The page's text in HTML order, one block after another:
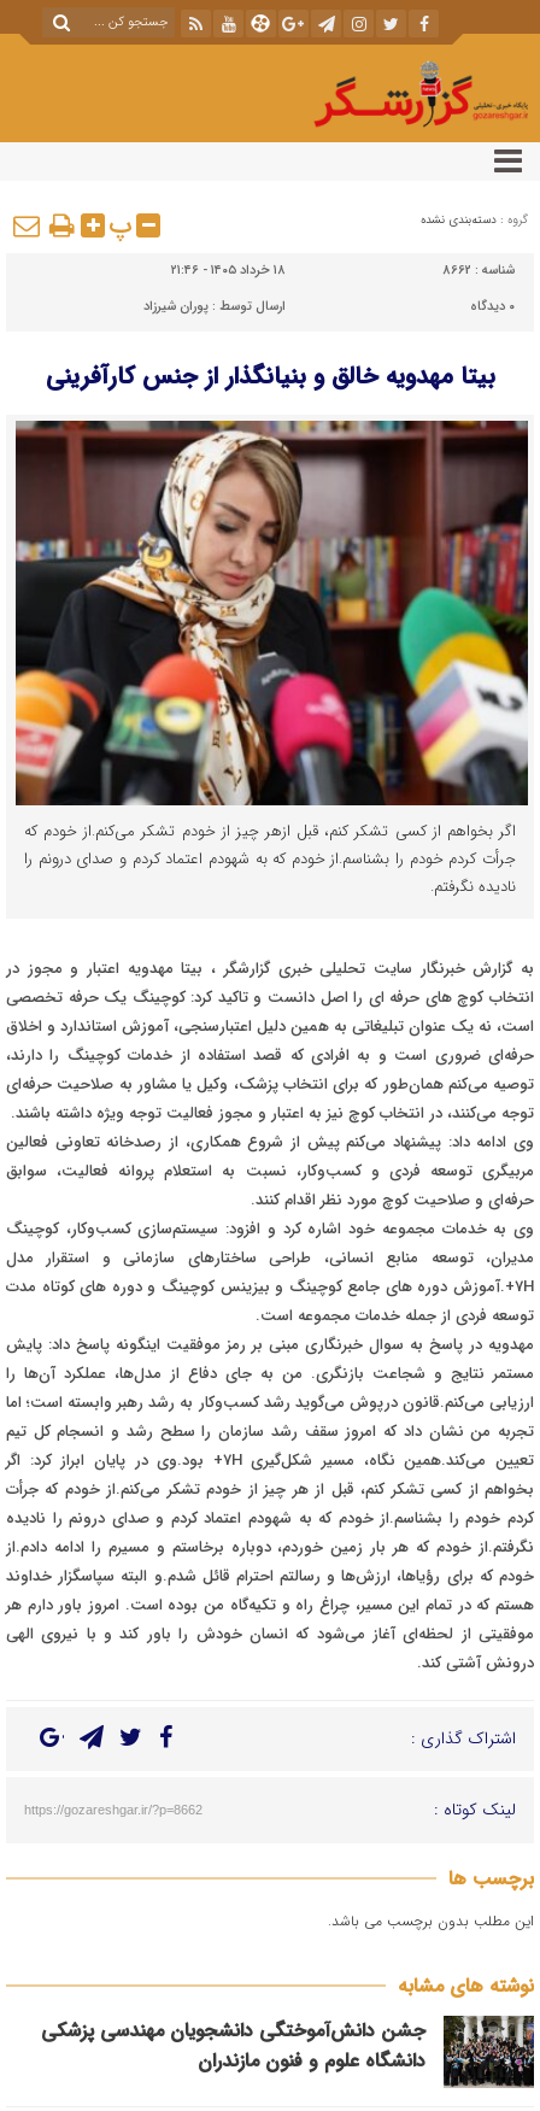
گروه : دسته‌بندی نشده پ
شناسه : 8662
۱۸ خرداد ۱۴۰۵ - ۲۱:۴۶
۰ دیدگاه ارسال توسط :پوران شیرزاد
بیتا مهدویه خالق و بنیانگذار از جنس کارآفرینی
اگر بخواهم از کسی تشکر کنم، قبل ازهر چیز از خودم تشکر می‌کنم.از خودم که
جرأت کردم خودم را بشناسم.از خودم که به شهودم اعتماد کردم و صدای درونم را
نادیده نگرفتم.
به گزارش خبرنگار سایت تحلیلی خبری گزارشگر ، بیتا مهدویه اعتبار و مجوز در
انتخاب کوچ های حرفه ای را اصل دانست و تاکید کرد: کوچینگ یک حرفه تخصصی
است، نه یک عنوان تبلیغاتی به همین دلیل اعتبارسنجی، آموزش استاندارد و اخلاق
حرفه‌ای ضروری است و به افرادی که قصد استفاده از خدمات کوچینگ را دارند،
توصیه می‌کنم همان‌طور که برای انتخاب پزشک، وکیل یا مشاور به صلاحیت حرفه‌ای
توجه می‌کنند، در انتخاب کوچ نیز به اعتبار و مجوز فعالیت توجه ویژه داشته باشند.
وی ادامه داد: پیشنهاد می‌کنم پیش از شروع همکاری، از رصدخانه تعاونی فعالین
مربیگری توسعه فردی و کسب‌وکار، نسبت به استعلام پروانه فعالیت، سوابق
حرفه‌ای و صلاحیت کوچ مورد نظر اقدام کنند.
وی به خدمات مجموعه خود اشاره کرد و افزود: سیستم‌سازی کسب‌وکار، کوچینگ
مدیران، توسعه منابع انسانی، طراحی ساختارهای سازمانی و استقرار مدل
7H+.آموزش دوره های جامع کوچینگ و بیزینس کوچینگ و دوره های کوتاه مدت
توسعه فردی از جمله خدمات مجموعه است.
مهدویه در پاسخ به سوال خبرنگاری مبنی بر رمز موفقیت اینگونه پاسخ داد: پایش
مستمر نتایج و شجاعت بازنگری. من به جای دفاع از مدل‌ها، عملکرد آن‌ها را
ارزیابی می‌کنم.قانون درپوش می‌گوید رشد کسب‌وکار به رشد رهبر وابسته است؛ اما
تجربه من نشان داد که امروز سقف رشد سازمان را سطح رشد و انسجام کل تیم
تعیین می‌کند.همین نگاه، مسیر شکل‌گیری 7H+ بود.
وی در پایان ابراز کرد: اگر
بخواهم از کسی تشکر کنم، قبل از هر چیز از خودم تشکر می‌کنم.از خودم که جرأت
کردم خودم را بشناسم.از خودم که به شهودم اعتماد کردم و صدای درونم را نادیده
نگرفتم.از خودم که هر بار زمین خوردم، دوباره برخاستم و مسیرم را ادامه دادم.از
خودم که برای رؤیاها، ارزش‌ها و رسالتم احترام قائل شدم.و البته سپاسگزار خداوند
هستم که در تمام این مسیر، چراغ راه و تکیه‌گاه من بوده است. امروز باور دارم هر
موفقیتی از لحظه‌ای آغاز می‌شود که انسان خودش را باور کند و با نیروی الهی
درونش آشتی کند.
اشتراک گذاری :
لینک کوتاه : https://gozareshgar.ir/?p=8662
برچسب ها
این مطلب بدون برچسب می باشد.
نوشته های مشابه
جشن دانش‌آموختگی دانشجویان مهندسی پزشکی
دانشگاه علوم و فنون مازندران